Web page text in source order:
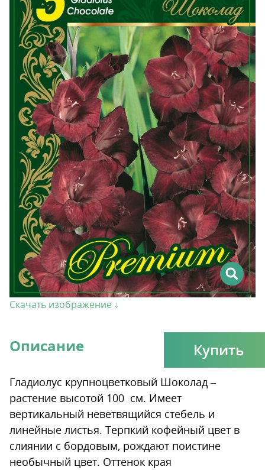
Скачать изображение ↓
Купить
Описание
Гладиолус крупноцветковый Шоколад –
растение высотой 100 см. Имеет
вертикальный неветвящийся стебель и
линейные листья. Терпкий кофейный цвет в
слиянии с бордовым, рождают поистине
необычный цвет. Оттенок края